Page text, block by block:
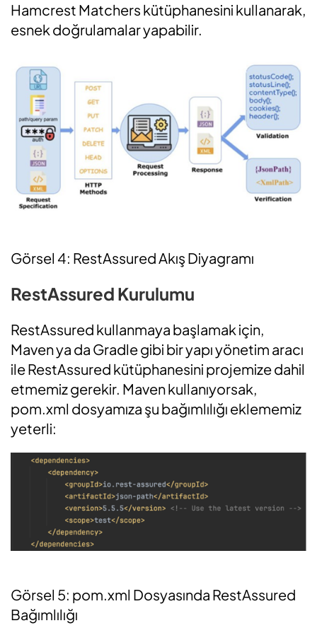
Hamcrest Matchers kütüphanesini kullanarak,
esnek doğrulamalar yapabilir.
Görsel 4: RestAssured Akış Diyagramı
RestAssured Kurulumu
RestAssured kullanmaya başlamak için,
Maven ya da Gradle gibi bir yapı yönetim aracı
ile RestAssured kütüphanesini projemize dahil
etmemiz gerekir. Maven kullanıyorsak,
pom.xml dosyamıza şu bağımlılığı eklememiz
yeterli:
Görsel 5: pom.xml Dosyasında RestAssured
Bağımlılığı